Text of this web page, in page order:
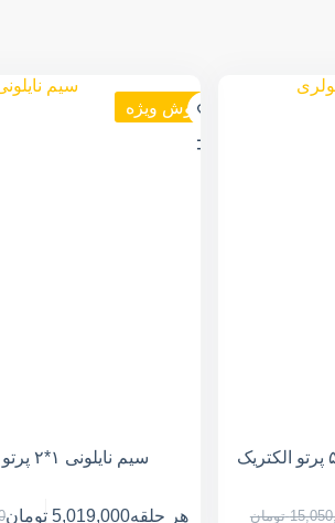
تومان
فروش ویژه
سیم نایلونی ۱*۲ پرتو الکتریک
هر حلقه5,019,000 تومان